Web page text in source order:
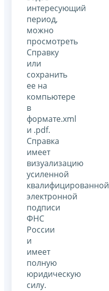
интересующий
период,
можно
просмотреть
Справку
или
сохранить
ее на
компьютере
в
формате.xml
и .pdf.
Справка
имеет
визуализацию
усиленной
квалифицированной
электронной
подписи
ФНС
России
и
имеет
полную
юридическую
силу.